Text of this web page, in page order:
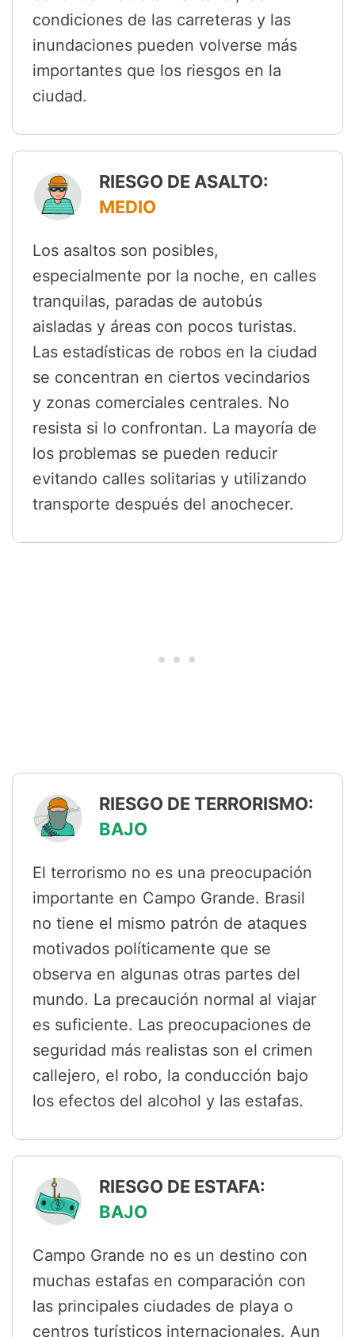
condiciones de las carreteras y las
inundaciones pueden volverse más
importantes que los riesgos en la
ciudad.
RIESGO DE ASALTO:
MEDIO
Los asaltos son posibles,
especialmente por la noche, en calles
tranquilas, paradas de autobús
aisladas y áreas con pocos turistas.
Las estadísticas de robos en la ciudad
se concentran en ciertos vecindarios
y zonas comerciales centrales. No
resista si lo confrontan. La mayoría de
los problemas se pueden reducir
evitando calles solitarias y utilizando
transporte después del anochecer.
RIESGO DE TERRORISMO:
BAJO
El terrorismo no es una preocupación
importante en Campo Grande. Brasil
no tiene el mismo patrón de ataques
motivados políticamente que se
observa en algunas otras partes del
mundo. La precaución normal al viajar
es suficiente. Las preocupaciones de
seguridad más realistas son el crimen
callejero, el robo, la conducción bajo
los efectos del alcohol y las estafas.
RIESGO DE ESTAFA:
BAJO
Campo Grande no es un destino con
muchas estafas en comparación con
las principales ciudades de playa o
centros turísticos internacionales. Aun